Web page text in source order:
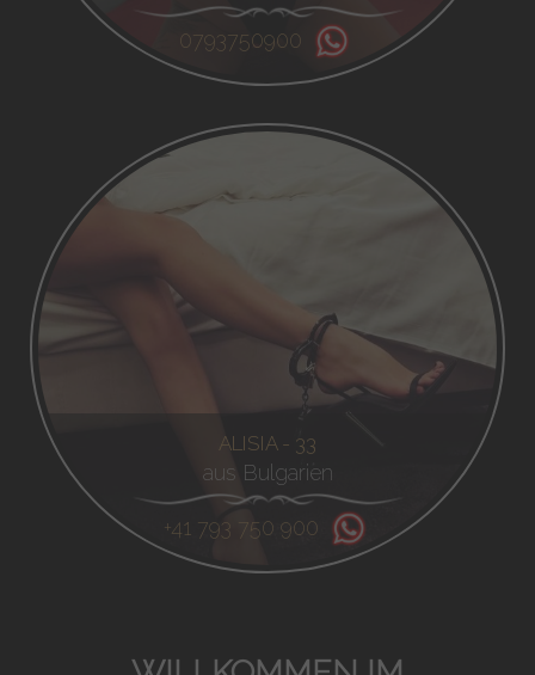
0793750900
ALISIA - 33
aus Bulgarien
+41 793 750 900